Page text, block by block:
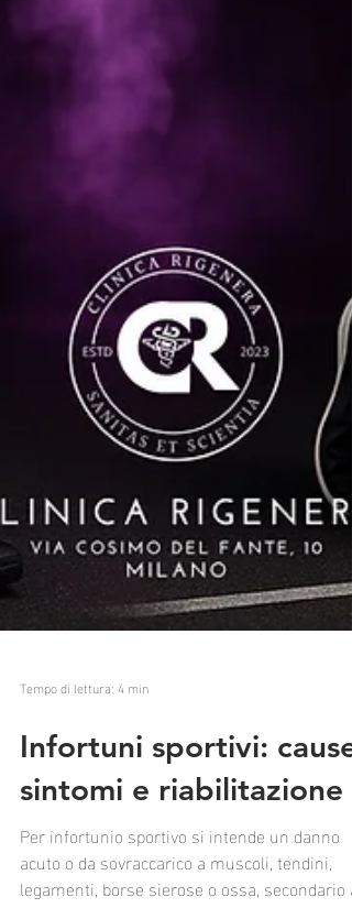
Tempo di lettura: 4 min
Infortuni sportivi: cause,
sintomi e riabilitazione
Per infortunio sportivo si intende un danno